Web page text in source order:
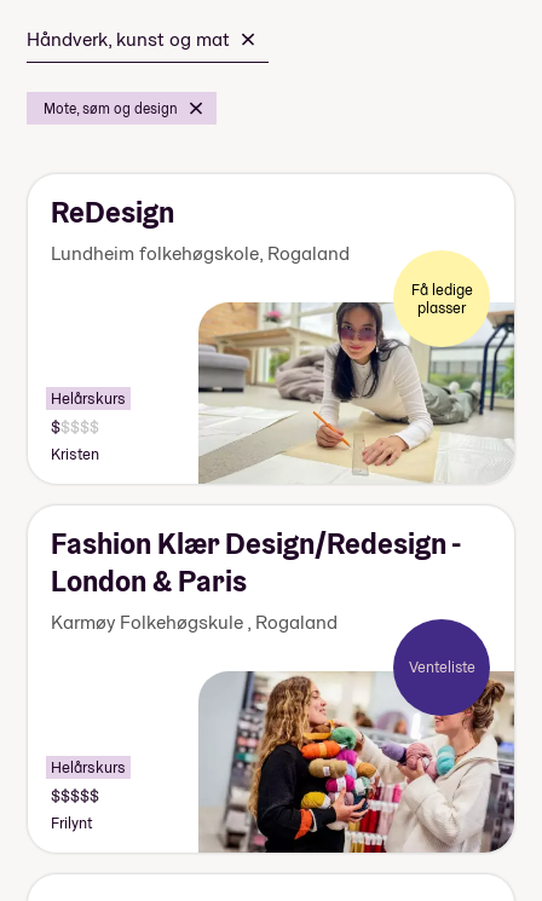
Håndverk, kunst og mat
Mote, søm og design
ReDesign
Lundheim folkehøgskole, Rogaland
Få ledige
plasser
Helårskurs
Pris:
Under
000
kr
Kristen
Fashion Klær Design/Redesign -
London & Paris
Karmøy Folkehøgskule, Rogaland
Venteliste
Helårskurs
Pris:
000
kr
Frilynt